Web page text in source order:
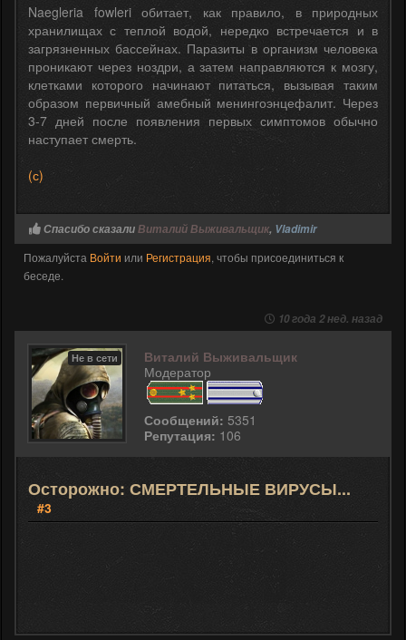
Naegleria fowleri обитает, как правило, в природных
хранилищах с теплой водой, нередко встречается и в
загрязненных бассейнах. Паразиты в организм человека
проникают через ноздри, а затем направляются к мозгу,
клетками которого начинают питаться, вызывая таким
образом первичный амебный менингоэнцефалит. Через
3-7 дней после появления первых симптомов обычно
наступает смерть.
(с)
Спасибо сказалиВиталий Выживальщик, Vladimir
Пожалуйста Войти или Регистрация, чтобы присоединиться к
беседе.
10 года 2 нед. назад
Не в сети
Виталий Выживальщик
Модератор
Сообщений: 5351
Репутация: 106
Осторожно: СМЕРТЕЛЬНЫЕ ВИРУСЫ...
#3